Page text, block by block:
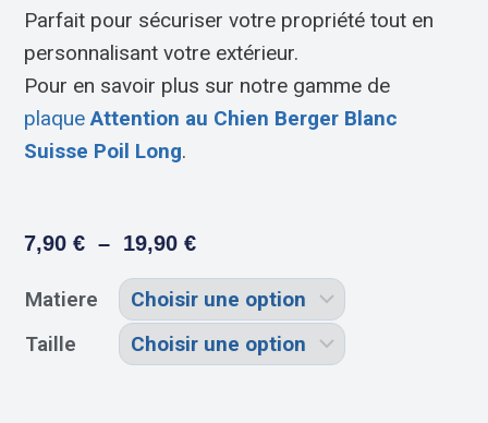
Parfait pour sécuriser votre propriété tout en
personnalisant votre extérieur.
Pour en savoir plus sur notre gamme de
plaqueAttention au Chien Berger Blanc
Suisse Poil Long.
7,90€ – 19,90€
Matiere
Taille